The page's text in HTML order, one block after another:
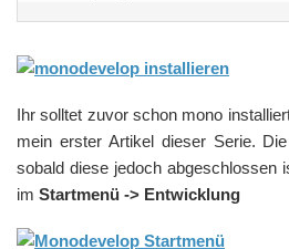
Ihr solltet zuvor schon mono
mein erster Artikel dieser Serie.
sobald diese jedoch abgeschlossen
im Startmenü -> Entwicklung